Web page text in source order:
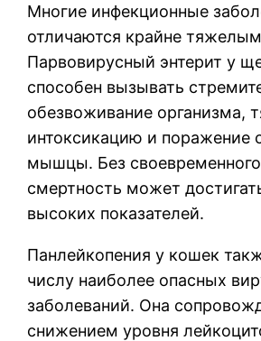
Многие инфекционные
отличаются крайне
Парвовирусный энтерит у
способен вызывать
обезвоживание организма,
интоксикацию и поражение
мышцы. Без
смертность может
высоких показателей.
Панлейкопения у кошек
числу наиболее опасных
заболеваний. Она
снижением уровня